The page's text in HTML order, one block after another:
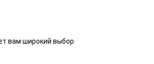
вам широкий выбор